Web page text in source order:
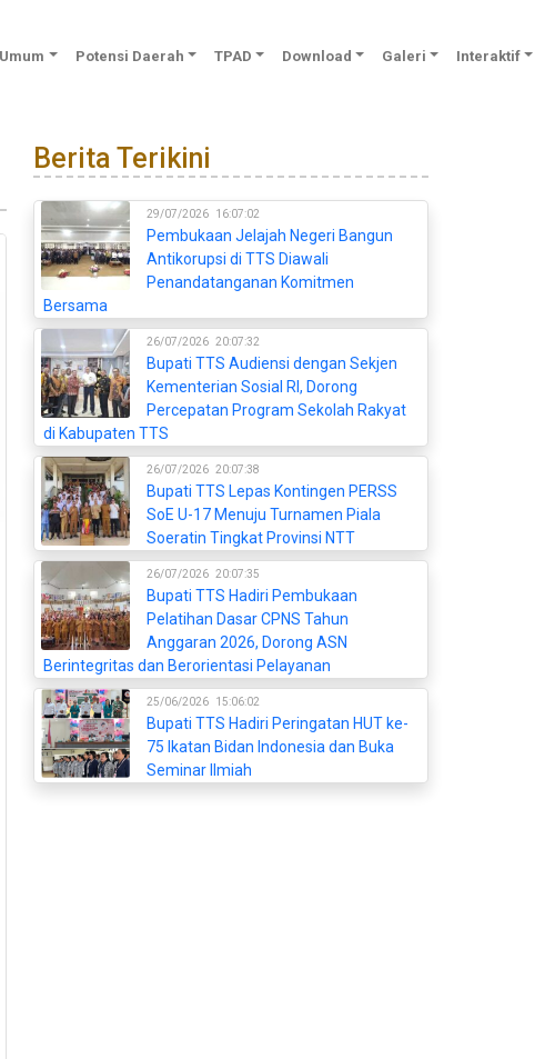
Potensi Daerah TPAD Download Galeri Interaktif
Berita Terikini
29/07/2026 16:07:02
Pembukaan Jelajah Negeri Bangun
Antikorupsi di TTS Diawali
Penandatanganan Komitmen
Bersama
26/07/2026 20:07:32
Bupati TTS Audiensi dengan Sekjen
Kementerian Sosial RI, Dorong
Percepatan Program Sekolah Rakyat
di Kabupaten TTS
26/07/2026 20:07:38
Bupati TTS Lepas Kontingen PERSS
SoE U-17 Menuju Turnamen Piala
Soeratin Tingkat Provinsi NTT
26/07/2026 20:07:35
Bupati TTS Hadiri Pembukaan
Pelatihan Dasar CPNS Tahun
Anggaran 2026, Dorong ASN
Berintegritas dan Berorientasi Pelayanan
25/06/2026 15:06:02
Bupati TTS Hadiri Peringatan HUT ke-
75 Ikatan Bidan Indonesia dan Buka
Seminar Ilmiah